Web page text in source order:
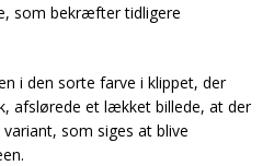
som bekræfter tidligere
i den sorte farve i klippet, der
afslørede et lækket billede, at der
som siges at blive